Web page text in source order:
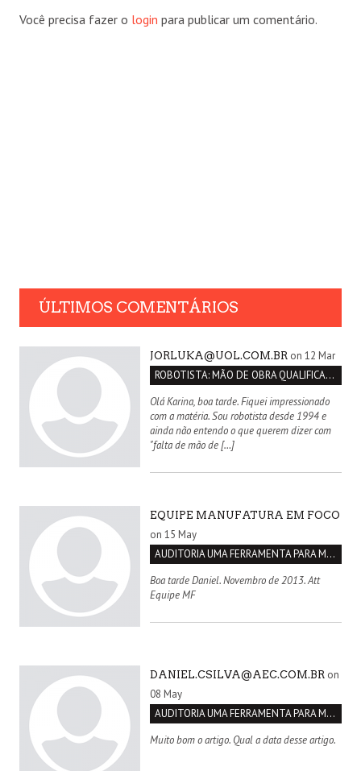
Você precisa fazer o login para publicar um comentário.
ÚLTIMOS COMENTÁRIOS
JORLUKA@UOL.COM.BR on 12 Mar
ROBOTISTA: MÃO DE OBRA QUALIFICADA INEXISTENTE NO BRASIL
Olá Karina, boa tarde. Fiquei impressionado
com a matéria. Sou robotista desde 1994 e
ainda não entendo o que querem dizer com
"falta de mão de […]
EQUIPE MANUFATURA EM FOCO
on 15 May
AUDITORIA UMA FERRAMENTA PARA MELHORIA CONTÍNUA
Boa tarde Daniel. Novembro de 2013. Att
Equipe MF
DANIEL.CSILVA@AEC.COM.BR on
08 May
AUDITORIA UMA FERRAMENTA PARA MELHORIA CONTÍNUA
Muito bom o artigo. Qual a data desse artigo.